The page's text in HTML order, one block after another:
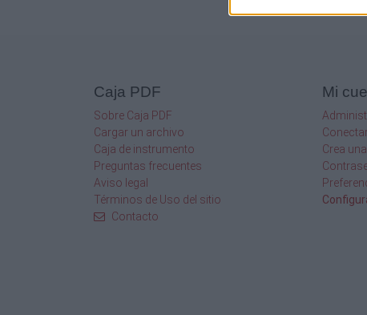
Caja PDF
Sobre Caja PDF
Cargar un archivo
Caja de instrumento
Preguntas frecuentes
Aviso legal
Términos de Uso del sitio
Contacto
Mi
Conectar
Crea